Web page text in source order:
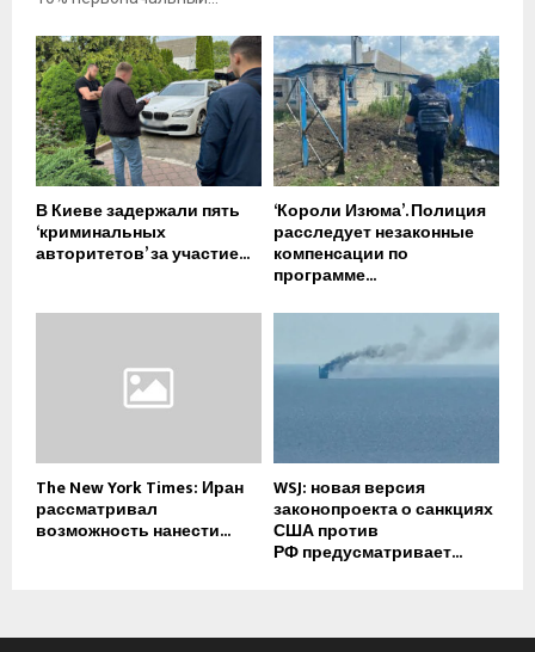
В Киеве задержали пять
‘криминальных
авторитетов’ за участие...
‘Короли Изюма’. Полиция
расследует незаконные
компенсации по
программе...
The New York Times: Иран
рассматривал
возможность нанести...
WSJ: новая версия
законопроекта о санкциях
США против
РФ предусматривает...